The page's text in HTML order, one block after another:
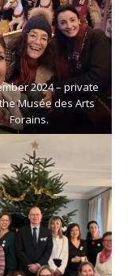
2024 – private
Musée des Arts
Forains.